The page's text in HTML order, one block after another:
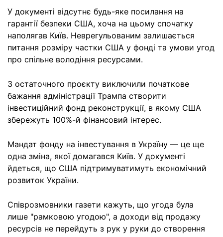
У документі відсутнє будь-яке посилання на
гарантії безпеки США, хоча на цьому спочатку
наполягав Київ. Неврегульованим залишається
питання розміру частки США у фонді та умови угод
про спільне володіння ресурсами.
З остаточного проєкту виключили початкове
бажання адміністрації Трампа створити
інвестиційний фонд реконструкції, в якому США
збережуть 100%-й фінансовий інтерес.
Мандат фонду на інвестування в Україну — це ще
одна зміна, якої домагався Київ. У документі
йдеться, що США підтримуватимуть економічний
розвиток України.
Співрозмовники газети кажуть, що угода була
лише "рамковою угодою", а доходи від продажу
ресурсів не перейдуть з рук у руки до створення